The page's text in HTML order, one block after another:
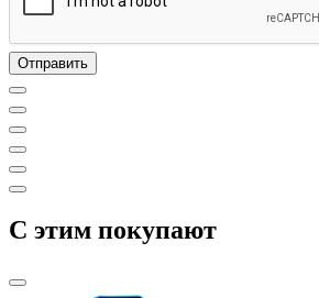
C этим покупают